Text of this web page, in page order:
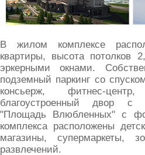
В жилом комплексе
квартиры, высота потолков
эркерными окнами.
подземный паркинг со
консьерж, фитнес-
благоустроенный двор с
"Площадь Влюбленных" с
комплекса расположены
магазины, супермаркеты,
развлечений.